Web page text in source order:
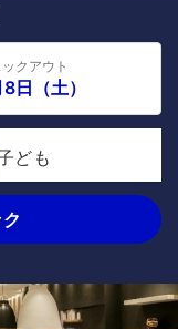
クアウト
日（土）
ども